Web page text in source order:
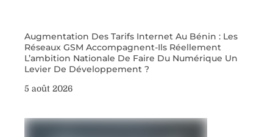
Augmentation Des Tarifs Internet Au Bénin : Les
Réseaux GSM Accompagnent-Ils Réellement
L’ambition Nationale De Faire Du Numérique Un
Levier De Développement ?
5 août 2026